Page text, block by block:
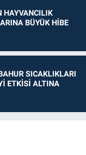
HAYVANCILIK
BÜYÜK HİBE
SICAKLIKLARI
ETKİSİ ALTINA